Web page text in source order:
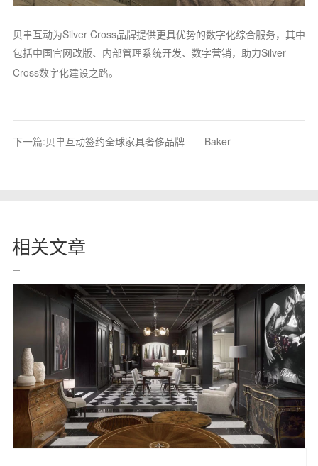
贝聿互动为Silver Cross品牌提供更具优势的数字化综合服务，其中
包括中国官网改版、内部管理系统开发、数字营销，助力Silver
Cross数字化建设之路。
下一篇:贝聿互动签约全球家具奢侈品牌——Baker
相关文章